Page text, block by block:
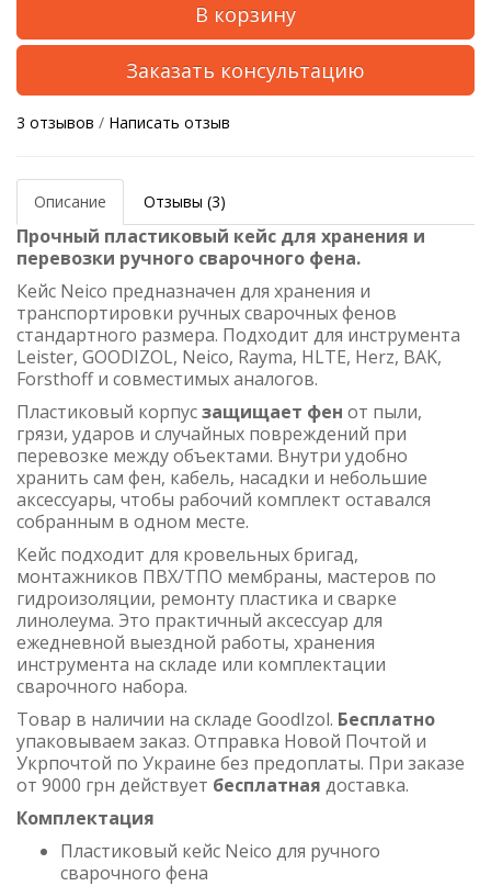
В корзину
Заказать консультацию
3 отзывов / Написать отзыв
Описание Отзывы (3)
Прочный пластиковый кейс для хранения и
перевозки ручного сварочного фена.
Кейс Neico предназначен для хранения и
транспортировки ручных сварочных фенов
стандартного размера. Подходит для инструмента
Leister, GOODIZOL, Neico, Rayma, HLTE, Herz, BAK,
Forsthoff и совместимых аналогов.
Пластиковый корпусзащищает фен от пыли,
грязи, ударов и случайных повреждений при
перевозке между объектами. Внутри удобно
хранить сам фен, кабель, насадки и небольшие
аксессуары, чтобы рабочий комплект оставался
собранным в одном месте.
Кейс подходит для кровельных бригад,
монтажников ПВХ/ТПО мембраны, мастеров по
гидроизоляции, ремонту пластика и сварке
линолеума. Это практичный аксессуар для
ежедневной выездной работы, хранения
инструмента на складе или комплектации
сварочного набора.
Товар в наличии на складе GoodIzol. Бесплатно
упаковываем заказ. Отправка Новой Почтой и
Укрпочтой по Украине без предоплаты. При заказе
от 9000 грн действует бесплатная доставка.
Комплектация
Пластиковый кейс Neico для ручного
сварочного фена